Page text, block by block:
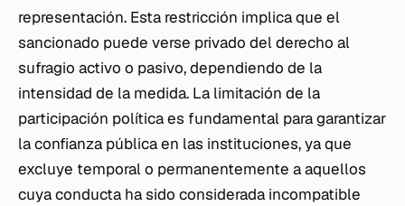
representación. Esta restricción implica que el
sancionado puede verse privado del derecho al
sufragio activo o pasivo, dependiendo de la
intensidad de la medida. La limitación de la
participación política es fundamental para garantizar
la confianza pública en las instituciones, ya que
excluye temporal o permanentemente a aquellos
cuya conducta ha sido considerada incompatible